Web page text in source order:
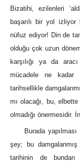
Bizatihi, ezilenleri
başarılı bir yol
nüfuz ediyor! Din de
olduğu çok uzun
karşılığı ya da
mücadele ne kadar
tarihsellikle
mı olacağı, bu,
olmadığı önermesidir.
Burada
şey; bu
tarihinin de bundan